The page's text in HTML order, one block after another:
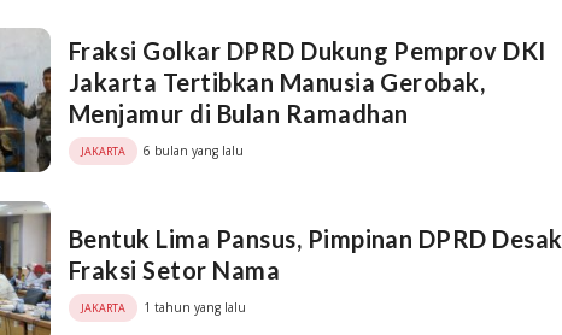
Fraksi Golkar DPRD Dukung Pemprov DKI
Jakarta Tertibkan Manusia Gerobak,
Menjamur di Bulan Ramadhan
JAKARTA 6 bulan yang lalu
Bentuk Lima Pansus, Pimpinan DPRD Desak
Fraksi Setor Nama
JAKARTA 1 tahun yang lalu